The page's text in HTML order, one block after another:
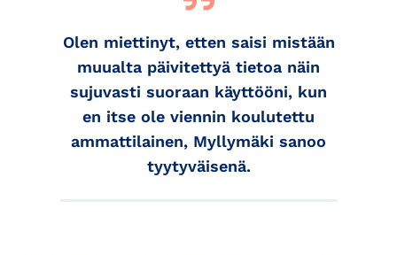
Olen miettinyt, etten saisi mistään
muualta päivitettyä tietoa näin
sujuvasti suoraan käyttööni, kun
en itse ole viennin koulutettu
ammattilainen, Myllymäki sanoo
tyytyväisenä.